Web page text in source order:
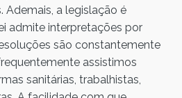
Ademais, a legislação é
admite interpretações por
são constantemente
assistimos
sanitárias, trabalhistas,